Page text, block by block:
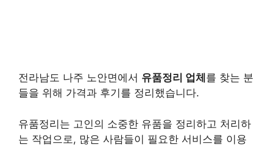
전라남도 나주 노안면에서 유품정리 업체 를 찾는 분
들을 위해 가격과 후기를 정리했습니다.
유품정리는 고인의 소중한 유품을 정리하고 처리하
는 작업으로, 많은 사람들이 필요한 서비스를 이용